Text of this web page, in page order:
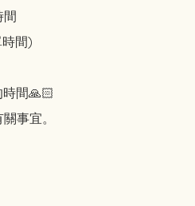
間
間)
間🙏🏻
事宜。